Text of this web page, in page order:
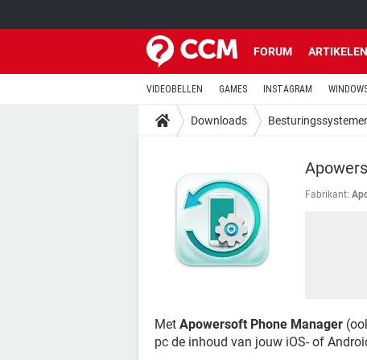
FORUM ARTIKELEN
VIDEOBELLEN GAMES INSTAGRAM
Downloads
Fabrikant:
Met Apowersoft Phone Manager
pc de inhoud van jouw iOS- of